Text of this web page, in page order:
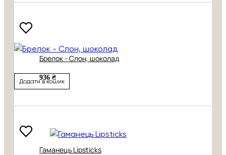
Брелок - Слон, шоколад
936 ₴
Додати в кошик
Гаманець Lipsticks